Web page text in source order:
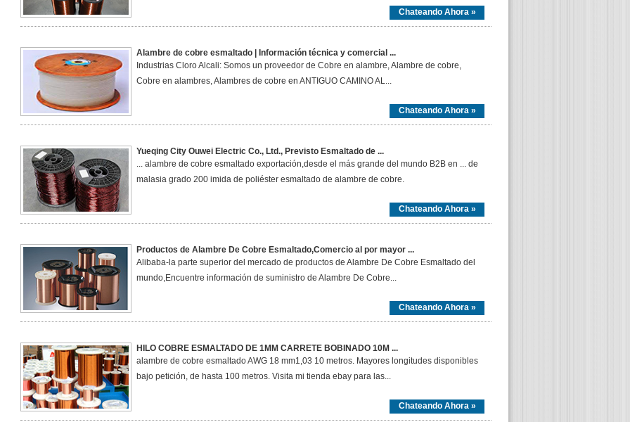
Chateando Ahora »
Alambre de cobre esmaltado | Información técnica y comercial ...
Industrias Cloro Alcali: Somos un proveedor de Cobre en alambre, Alambre de cobre,
Cobre en alambres, Alambres de cobre en ANTIGUO CAMINO AL...
Chateando Ahora »
Yueqing City Ouwei Electric Co., Ltd., Previsto Esmaltado de ...
... alambre de cobre esmaltado exportación,desde el más grande del mundo B2B en ... de
malasia grado 200 imida de poliéster esmaltado de alambre de cobre.
Chateando Ahora »
Productos de Alambre De Cobre Esmaltado,Comercio al por mayor ...
Alibaba-la parte superior del mercado de productos de Alambre De Cobre Esmaltado del
mundo,Encuentre información de suministro de Alambre De Cobre...
Chateando Ahora »
HILO COBRE ESMALTADO DE 1MM CARRETE BOBINADO 10M ...
alambre de cobre esmaltado AWG 18 mm1,03 10 metros. Mayores longitudes disponibles
bajo petición, de hasta 100 metros. Visita mi tienda ebay para las...
Chateando Ahora »